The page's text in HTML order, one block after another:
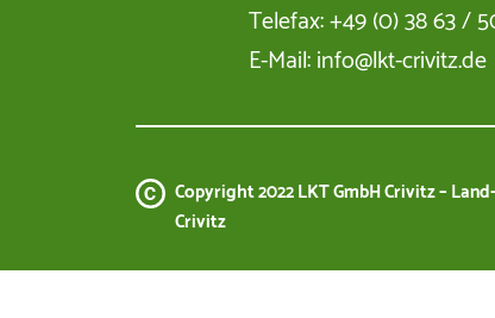
Telefax: +49 (0) 38 63 /
E-Mail: info@lkt-crivitz.de
Copyright 2022 LKT GmbH Crivitz –
Crivitz